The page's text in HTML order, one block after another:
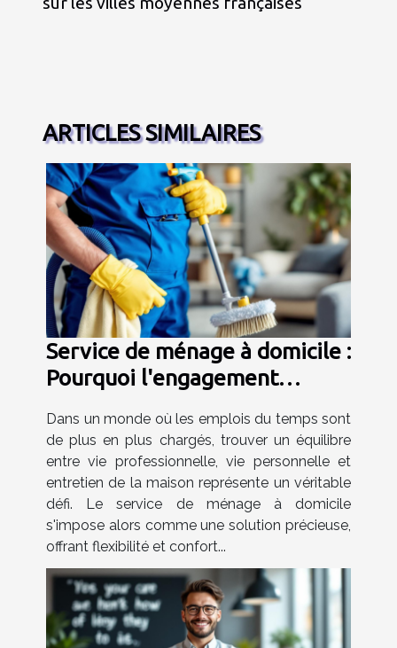
ARTICLES SIMILAIRES
Service de ménage à domicile :
Pourquoi l'engagement
Dans un monde où les emplois du temps sont
de plus en plus chargés, trouver un équilibre
entre vie professionnelle, vie personnelle et
entretien de la maison représente un véritable
défi. Le service de ménage à domicile
s'impose alors comme une solution précieuse,
offrant flexibilité et confort...